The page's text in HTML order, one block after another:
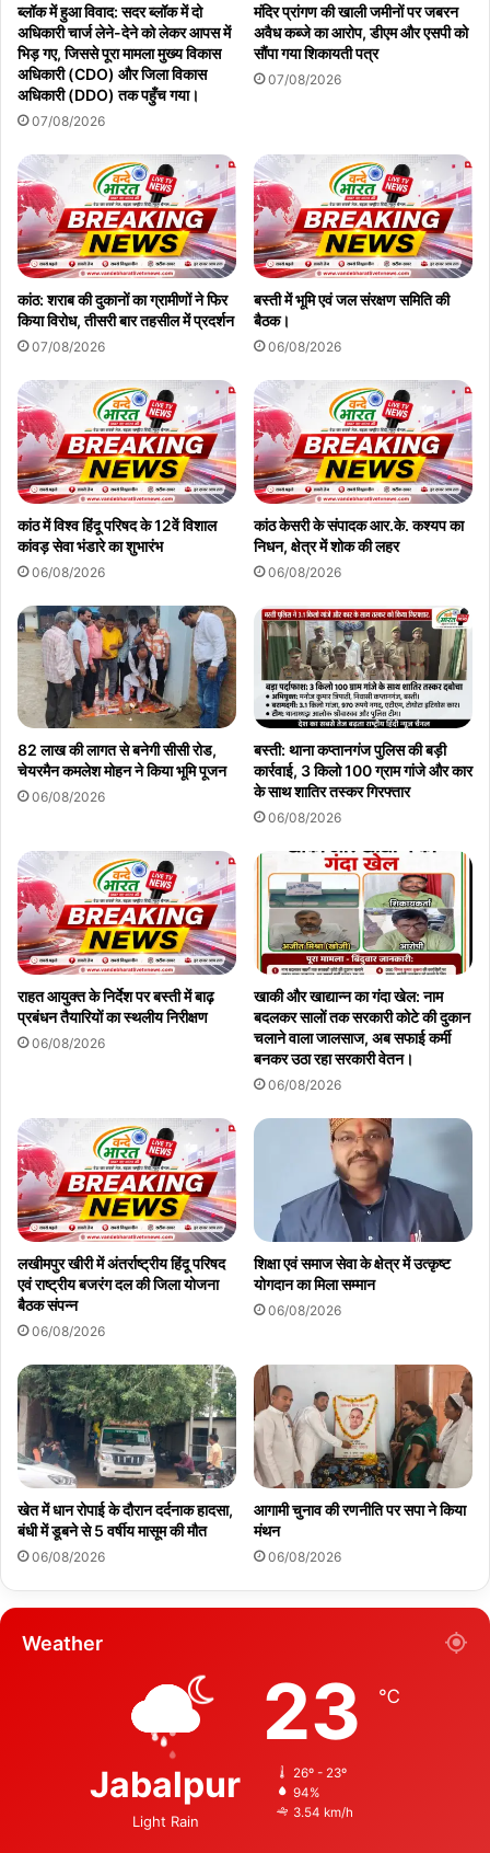
ब्लॉक में हुआ विवाद: सदर ब्लॉक में दो
अधिकारी चार्ज लेने-देने को लेकर आपस में
भिड़ गए, जिससे पूरा मामला मुख्य विकास
अधिकारी (CDO) और जिला विकास
अधिकारी (DDO) तक पहुँच गया।
07/08/2026
मंदिर प्रांगण की खाली जमीनों पर जबरन
अवैध कब्जे का आरोप, डीएम और एसपी को
सौंपा गया शिकायती पत्र
07/08/2026
कांठ: शराब की दुकानों का ग्रामीणों ने फिर
किया विरोध, तीसरी बार तहसील में प्रदर्शन
07/08/2026
बस्ती में भूमि एवं जल संरक्षण समिति की
बैठक।
06/08/2026
कांठ में विश्व हिंदू परिषद के 12वें विशाल
कांवड़ सेवा भंडारे का शुभारंभ
06/08/2026
कांठ केसरी के संपादक आर.के. कश्यप का
निधन, क्षेत्र में शोक की लहर
06/08/2026
82 लाख की लागत से बनेगी सीसी रोड,
चेयरमैन कमलेश मोहन ने किया भूमि पूजन
06/08/2026
बस्ती: थाना कप्तानगंज पुलिस की बड़ी
कार्रवाई, 3 किलो 100 ग्राम गांजे और कार
के साथ शातिर तस्कर गिरफ्तार
06/08/2026
राहत आयुक्त के निर्देश पर बस्ती में बाढ़
प्रबंधन तैयारियों का स्थलीय निरीक्षण
06/08/2026
खाकी और खाद्यान्न का गंदा खेल: नाम
बदलकर सालों तक सरकारी कोटे की दुकान
चलाने वाला जालसाज, अब सफाई कर्मी
बनकर उठा रहा सरकारी वेतन।
06/08/2026
लखीमपुर खीरी में अंतर्राष्ट्रीय हिंदू परिषद
एवं राष्ट्रीय बजरंग दल की जिला योजना
बैठक संपन्न
06/08/2026
शिक्षा एवं समाज सेवा के क्षेत्र में उत्कृष्ट
योगदान का मिला सम्मान
06/08/2026
खेत में धान रोपाई के दौरान दर्दनाक हादसा,
बंधी में डूबने से 5 वर्षीय मासूम की मौत
06/08/2026
आगामी चुनाव की रणनीति पर सपा ने किया
मंथन
06/08/2026
Weather
Jabalpur
Light Rain
23 ℃
26º - 23º
94%
3.54 km/h